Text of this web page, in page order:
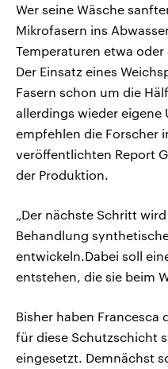
Wer seine Wäsche
Mikrofasern ins
Temperaturen etwa
Der Einsatz eines
Fasern schon um die
allerdings wieder eigene
empfehlen die Forscher
veröffentlichten Report
der Produktion.
„Der nächste Schritt
Behandlung
entwickeln.Dabei soll
entstehen, die sie beim
Bisher haben Francesca
für diese Schutzschicht
eingesetzt. Demnächst